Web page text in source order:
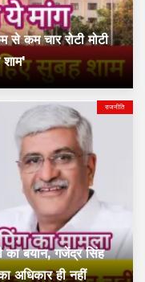
से कम चार रोटी मोटी
शाम'
राजनीति
का बयान, गजेंद्र सिंह
अधिकार ही नहीं